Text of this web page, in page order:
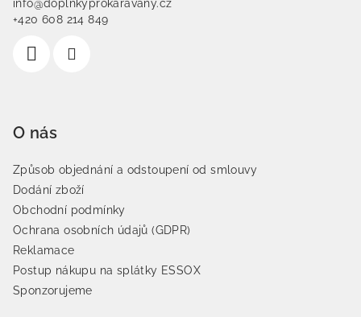
info@doplnkyprokaravany.cz
+420 608 214 849
O nás
Způsob objednání a odstoupení od smlouvy
Dodání zboží
Obchodní podmínky
Ochrana osobních údajů (GDPR)
Reklamace
Postup nákupu na splátky ESSOX
Sponzorujeme